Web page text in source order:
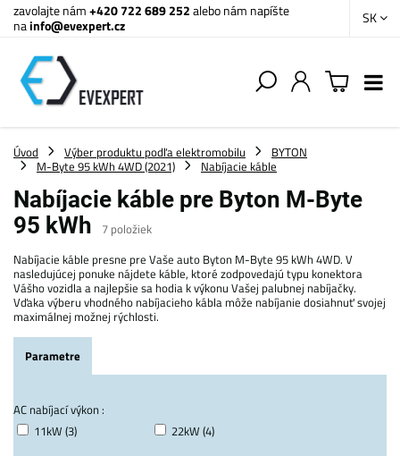
zavolajte nám+420 722 689 252alebo nám napíšte
nainfo@evexpert.cz SK
Úvod Výber produktu podľa elektromobilu
BYTON
M-Byte 95 kWh 4WD (2021)
Nabíjacie káble
Nabíjacie káble pre Byton M-Byte
95 kWh
7 položiek
Nabíjacie káble presne pre Vaše auto Byton M-Byte 95 kWh 4WD. V
nasledujúcej ponuke nájdete káble, ktoré zodpovedajú typu konektora
Vášho vozidla a najlepšie sa hodia k výkonu Vašej palubnej nabíjačky.
Vďaka výberu vhodného nabíjacieho kábla môže nabíjanie dosiahnuť svojej
maximálnej možnej rýchlosti.
Parametre
AC nabíjací výkon :
11kW (3)
22kW (4)